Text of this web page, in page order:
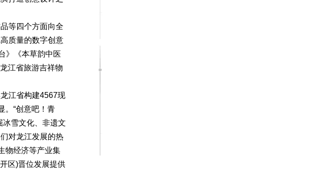
等四个方面向全
质量的数字创意
》《本草韵中医
江省旅游吉祥物
江省构建4567现
。“创意吧！青
冰雪文化、非遗文
对龙江发展的热
物经济等产业集
区)晋位发展提供